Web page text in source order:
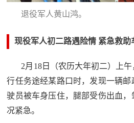
库
智
库
雄
模
范
退役军人黄山鸿。
现役军人初二路遇险情 紧急救助
2月18日（农历大年初二）上
行任务途经某路口时，发现一辆
驶员被车身压住，腿部受伤出血
况紧急。